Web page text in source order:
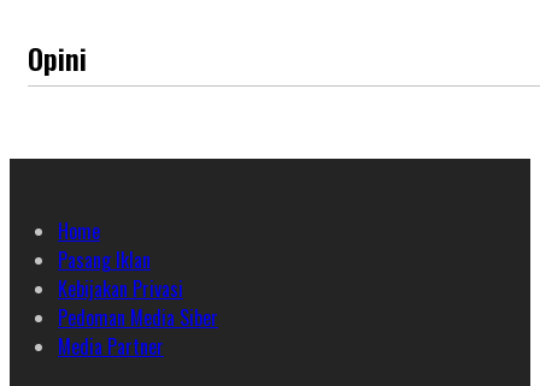
Opini
Home
Pasang Iklan
Kebijakan Privasi
Pedoman Media Siber
Media Partner